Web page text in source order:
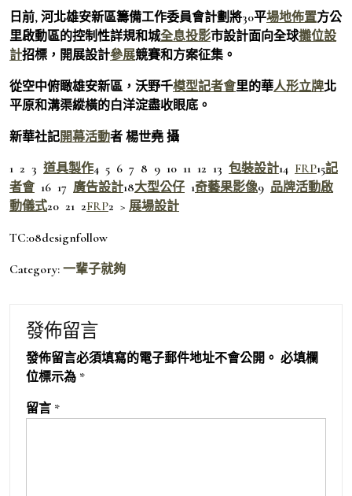
日前, 河北雄安新區籌備工作委員會計劃將30平場地佈置方公
里啟動區的控制性詳規和城全息投影市設計面向全球攤位設
計招標，開展設計參展競賽和方案征集。
從空中俯瞰雄安新區，沃野千模型記者會里的華人形立牌北
平原和溝渠縱橫的白洋淀盡收眼底。
新華社記開幕活動者 楊世堯 攝
1 2 3 道具製作4 5 6 7 8 9 10 11 12 13 包裝設計14 FRP15記
者會16 17 廣告設計18大型公仔 1奇藝果影像9 品牌活動啟
動儀式20 21 2FRP2 > 展場設計
TC:08designfollow
Category: 一輩子就夠
發佈留言
發佈留言必須填寫的電子郵件地址不會公開。 必填欄
位標示為 *
留言 *